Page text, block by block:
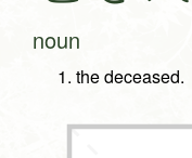
noun
the deceased.